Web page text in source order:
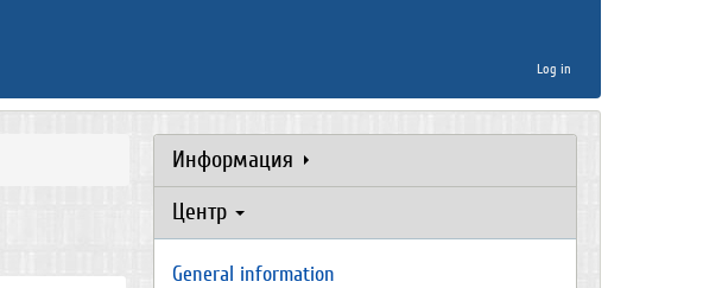
Log in
Информация
Центр
General information